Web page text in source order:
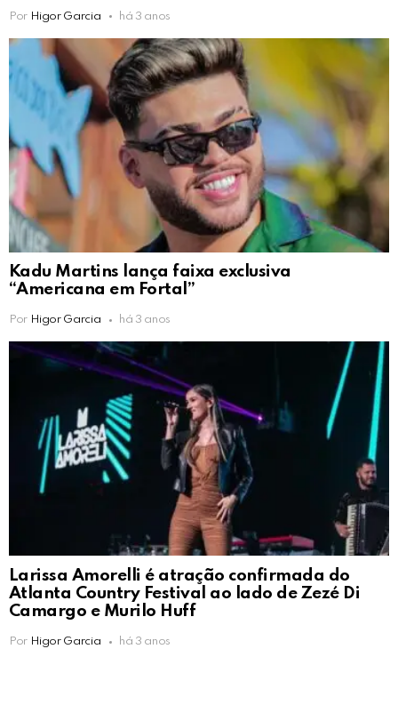
Por Higor Garcia há 3 anos
Kadu Martins lança faixa exclusiva
“Americana em Fortal”
Por Higor Garcia há 3 anos
Larissa Amorelli é atração confirmada do
Atlanta Country Festival ao lado de Zezé Di
Camargo e Murilo Huff
Por Higor Garcia há 3 anos